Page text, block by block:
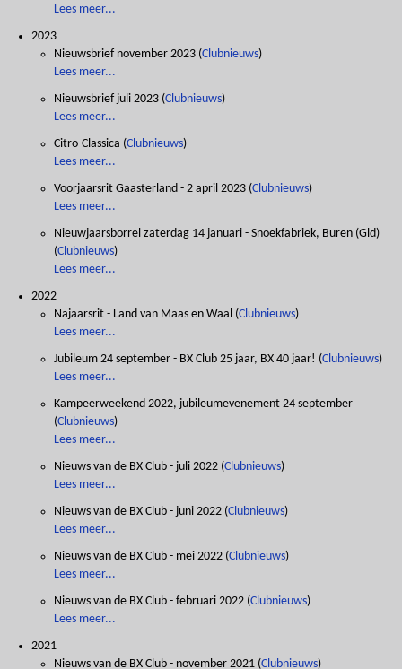
Lees meer...
2023
Nieuwsbrief november 2023 (Clubnieuws)
Lees meer...
Nieuwsbrief juli 2023 (Clubnieuws)
Lees meer...
Citro-Classica (Clubnieuws)
Lees meer...
Voorjaarsrit Gaasterland - 2 april 2023 (Clubnieuws)
Lees meer...
Nieuwjaarsborrel zaterdag 14 januari - Snoekfabriek, Buren (Gld)
(Clubnieuws)
Lees meer...
2022
Najaarsrit - Land van Maas en Waal (Clubnieuws)
Lees meer...
Jubileum 24 september - BX Club 25 jaar, BX 40 jaar! (Clubnieuws)
Lees meer...
Kampeerweekend 2022, jubileumevenement 24 september
(Clubnieuws)
Lees meer...
Nieuws van de BX Club - juli 2022 (Clubnieuws)
Lees meer...
Nieuws van de BX Club - juni 2022 (Clubnieuws)
Lees meer...
Nieuws van de BX Club - mei 2022 (Clubnieuws)
Lees meer...
Nieuws van de BX Club - februari 2022 (Clubnieuws)
Lees meer...
2021
Nieuws van de BX Club - november 2021 (Clubnieuws)